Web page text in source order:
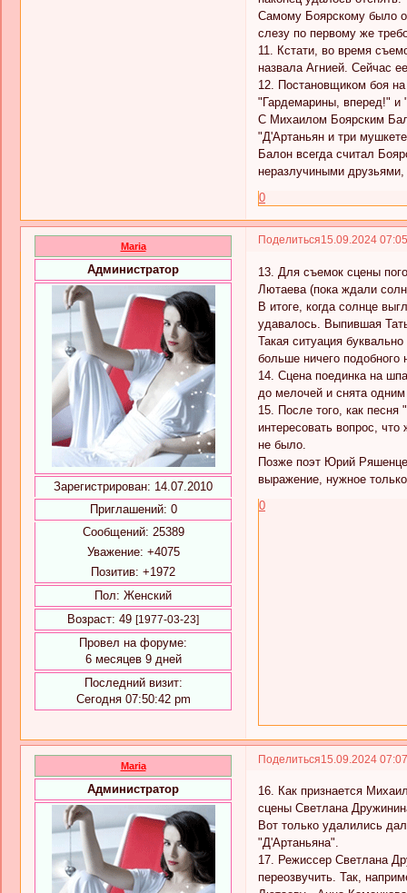
Самому Боярскому было
слезу по первому же
11. Кстати, во время
назвала Агнией. Сейчас
12. Постановщиком боя
"Гардемарины, вперед!" и
С Михаилом Боярским
"Д'Артаньян и три
Балон всегда считал
неразлучиными
0
Поделиться15.09.2024
Maria
Администратор
Зарегистрирован: 14.07.2010
Приглашений: 0
Сообщений: 25389
Уважение: +4075
Позитив: +1972
Пол: Женский
Возраст: 49 [1977-03-23]
Провел на форуме:
6 месяцев 9 дней
Последний визит:
Сегодня 07:50:42 pm
13. Для съемок сцены
Лютаева (пока ждали
В итоге, когда солнце
удавалось. Выпившая
Такая ситуация
больше ничего
14. Сцена поединка на
до мелочей и снята
15. После того, как
интересовать вопрос,
не было.
Позже поэт Юрий
выражение, нужное
0
Поделиться15.09.2024
Maria
Администратор
16. Как признается
сцены Светлана
Вот только удалились
"Д'Артаньяна".
17. Режиссер Светлана
переозвучить. Так,